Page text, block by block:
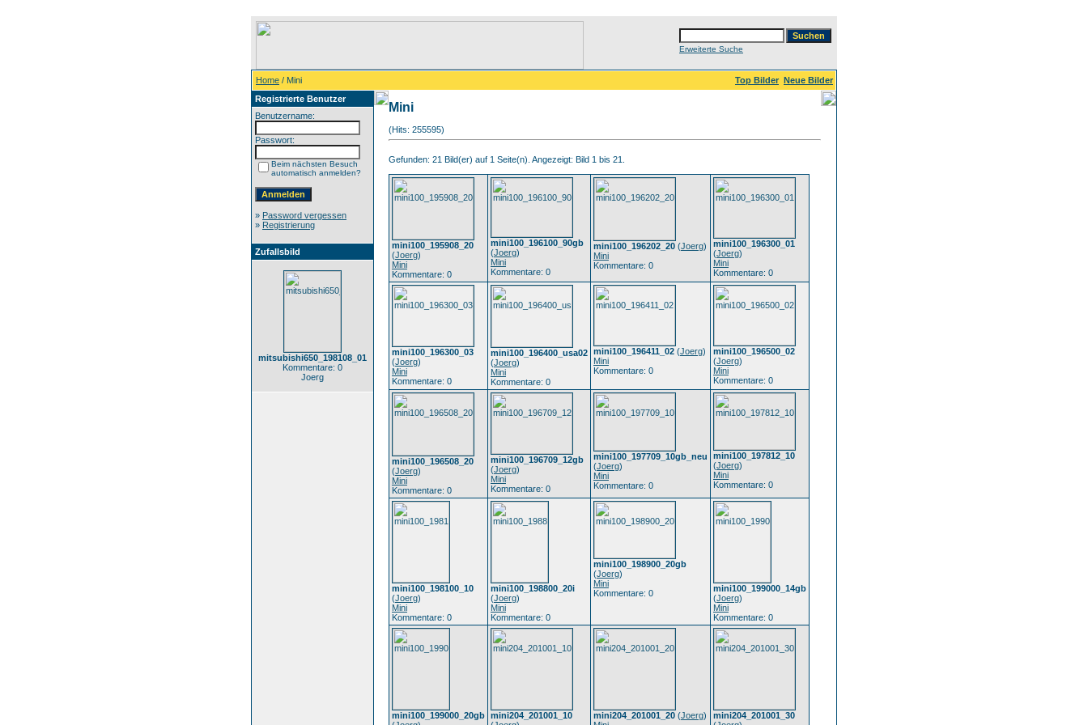
Erweiterte Suche
Home / Mini Top Bilder Neue Bilder
Registrierte Benutzer
Benutzername:
Passwort:
Beim nächsten Besuch
automatisch anmelden?
» Password vergessen
» Registrierung
Zufallsbild
mitsubishi650_198108_01
Kommentare: 0
Joerg
Mini
(Hits: 255595)
Gefunden: 21 Bild(er) auf 1 Seite(n). Angezeigt: Bild 1 bis 21.
mini100_195908_20
(Joerg)
Mini
Kommentare: 0
mini100_196100_90gb
(Joerg)
Mini
Kommentare: 0
mini100_196202_20 (Joerg)
Mini
Kommentare: 0
mini100_196300_01
(Joerg)
Mini
Kommentare: 0
mini100_196300_03
(Joerg)
Mini
Kommentare: 0
mini100_196400_usa02
(Joerg)
Mini
Kommentare: 0
mini100_196411_02 (Joerg)
Mini
Kommentare: 0
mini100_196500_02
(Joerg)
Mini
Kommentare: 0
mini100_196508_20
(Joerg)
Mini
Kommentare: 0
mini100_196709_12gb
(Joerg)
Mini
Kommentare: 0
mini100_197709_10gb_neu
(Joerg)
Mini
Kommentare: 0
mini100_197812_10
(Joerg)
Mini
Kommentare: 0
mini100_198100_10
(Joerg)
Mini
Kommentare: 0
mini100_198800_20i
(Joerg)
Mini
Kommentare: 0
mini100_198900_20gb
(Joerg)
Mini
Kommentare: 0
mini100_199000_14gb
(Joerg)
Mini
Kommentare: 0
mini100_199000_20gb mini204_201001_10
mini204_201001_20 (Joerg)
mini204_201001_30